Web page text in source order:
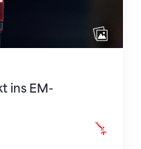
ins EM-